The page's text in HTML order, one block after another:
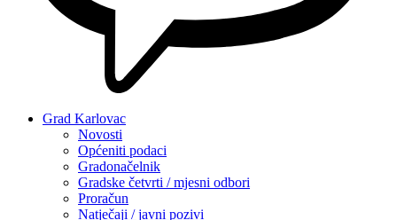
Grad Karlovac
Novosti
Općeniti podaci
Gradonačelnik
Gradske četvrti / mjesni odbori
Proračun
Natječaji / javni pozivi